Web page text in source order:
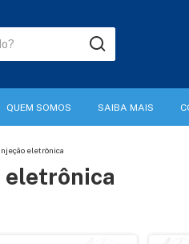
QUEM SOMOS SAIBA MAIS
Injeção eletrônica
eletrônica